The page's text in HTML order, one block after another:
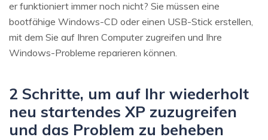
er funktioniert immer noch nicht? Sie müssen eine
bootfähige Windows-CD oder einen USB-Stick erstellen,
mit dem Sie auf Ihren Computer zugreifen und Ihre
Windows-Probleme reparieren können.
2 Schritte, um auf Ihr wiederholt
neu startendes XP zuzugreifen
und das Problem zu beheben